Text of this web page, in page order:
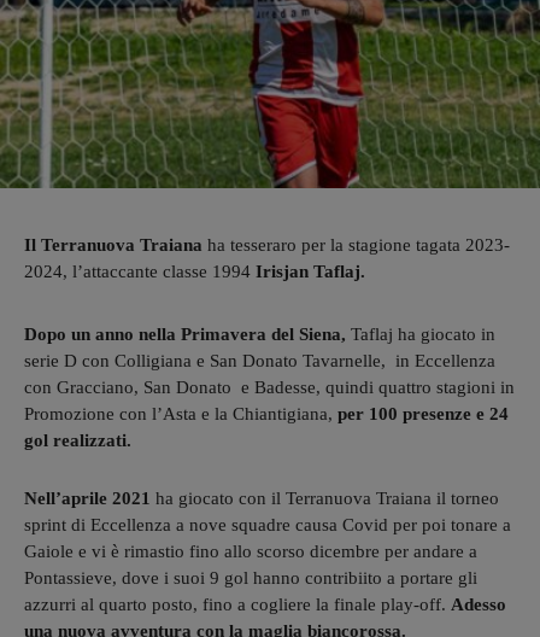
Il Terranuova Traiana ha tesseraro per la stagione tagata ‪2023-
2024, l’attaccante classe 1994 Irisjan Taflaj.
Dopo un anno nella Primavera del Siena, Taflaj ha giocato in
serie D con Colligiana e San Donato Tavarnelle, in Eccellenza
con Gracciano, San Donato e Badesse, quindi quattro stagioni in
Promozione con l’Asta e la Chiantigiana, per 100 presenze e 24
gol realizzati.
Nell’aprile 2021 ha giocato con il Terranuova Traiana il torneo
sprint di Eccellenza a nove squadre causa Covid per poi tonare a
Gaiole e vi è rimastio fino allo scorso dicembre per andare a
Pontassieve, dove i suoi 9 gol hanno contribiito a portare gli
azzurri al quarto posto, fino a cogliere la finale play-off. Adesso
una nuova avventura con la maglia biancorossa.